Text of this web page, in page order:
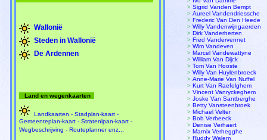
Wallonië
Steden in Wallonië
De Ardennen
Land en wegenkaarten
Landkaarten - Stadplan-kaart -
Gemeenteplan-kaart - Stratenlpan-kaart -
Wegbeschrijving - Routeplanner enz...
> Sigrid Vanden Bempt
> Aureel Vandendriessche
> Frederic Van Den Heede
> Willy Vandenwijngaerden
> Dirk Vanderherten
> Fred Vandervennet
> Wim Vandeven
> Marcel Vandewattyne
> William Van Dijck
> Tom Van Hooste
> Willy Van Huylenbroeck
> Anne-Marie Van Nuffel
> Kurt Van Raefelghem
> Vincent Vanryckeghem
> Joske Van Santberghe
> Betty Vansteenbroek
> Michael Velter
> Bob Verbeeck
> Denise Verhaert
> Marnix Verhegghe
> Ruddy Walem